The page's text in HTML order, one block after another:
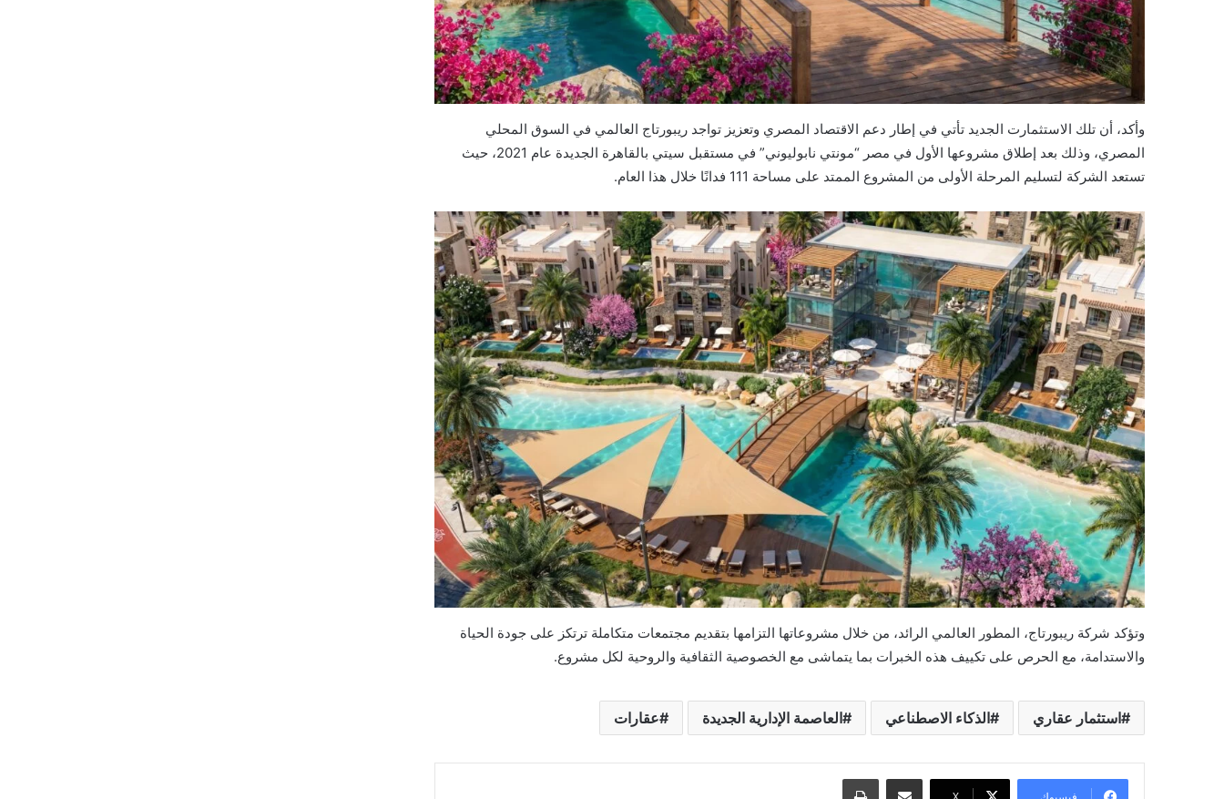
وأكد، أن تلك الاستثمارت الجديد تأتي في إطار دعم الاقتصاد المصري وتعزيز تواجد ريبورتاج العالمي في السوق المحلي
المصري، وذلك بعد إطلاق مشروعها الأول في مصر “مونتي نابوليوني” في مستقبل سيتي بالقاهرة الجديدة عام 2021، حيث
تستعد الشركة لتسليم المرحلة الأولى من المشروع الممتد على مساحة 111 فدانًا خلال هذا العام.
وتؤكد شركة ريبورتاج، المطور العالمي الرائد، من خلال مشروعاتها التزامها بتقديم مجتمعات متكاملة ترتكز على جودة الحياة
والاستدامة، مع الحرص على تكييف هذه الخبرات بما يتماشى مع الخصوصية الثقافية والروحية لكل مشروع.
استثمار عقاري الذكاء الاصطناعي العاصمة الإدارية الجديدة عقارات
مشاركة عبر البريد طباعة